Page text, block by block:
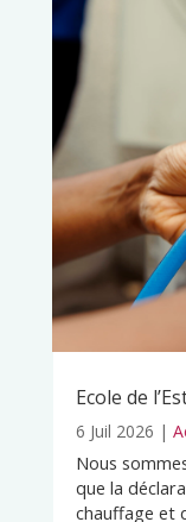
Ecole de
6 Juil 2026 |
Nous
que la
chauffage et